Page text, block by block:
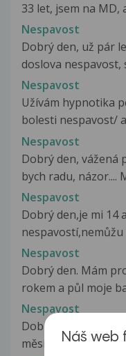
33 let, jsem na MD,
Nespavost
Dobrý den, už pár
doslova nespavost,
Nespavost
Užívám hypnotika
bolesti nespavost/
Nespavost
Dobrý den,
bych radu, názor....
Nespavost
Dobrý den,je mi 14
Nespavost
Dobrý den. Mám
rokem a půl moje
Nespavost
Dobrý den, Mám
měsícem jsem
Náš web